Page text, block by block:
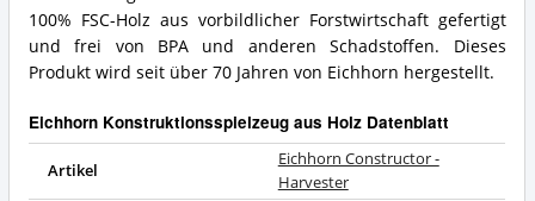
100% FSC-Holz aus vorbildlicher Forstwirtschaft gefertigt
und frei von BPA und anderen Schadstoffen. Dieses
Produkt wird seit über 70 Jahren von Eichhorn hergestellt.
Eichhorn Konstruktionsspielzeug aus Holz Datenblatt
Artikel
Eichhorn Constructor -
Harvester